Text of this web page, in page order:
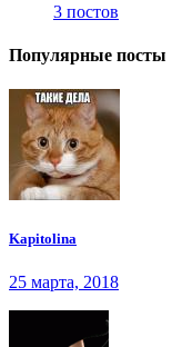
3 постов
Популярные посты
Kapitolina
25 марта, 2018